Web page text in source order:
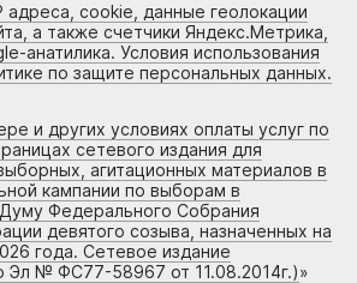
адреса, cookie, данные геолокации
а также счетчики Яндекс.Метрика,
анатилика. Условия использования
по защите персональных данных.
и других условиях оплаты услуг по
сетевого издания для
агитационных материалов в
кампании по выборам в
Федерального Собрания
девятого созыва, назначенных на
года. Сетевое издание
Эл № ФС77-58967 от 11.08.2014г.)»